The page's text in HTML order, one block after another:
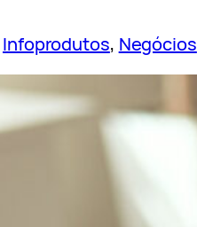
Infoprodutos, Negócios